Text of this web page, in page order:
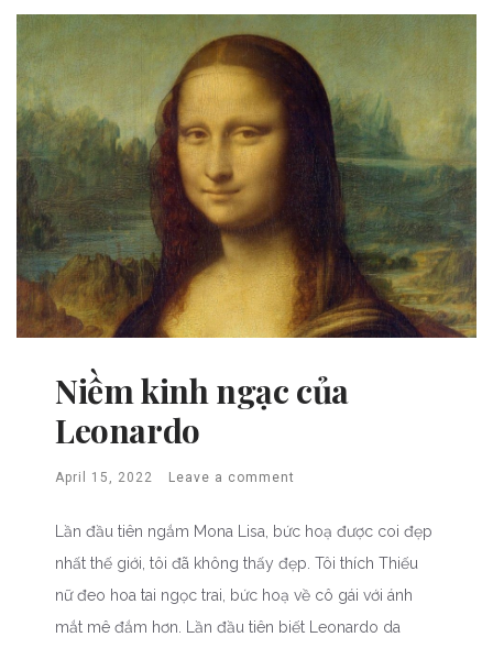
Niềm kinh ngạc của
Leonardo
April 15, 2022 Leave a comment
Lần đầu tiên ngắm Mona Lisa, bức hoạ được coi đẹp
nhất thế giới, tôi đã không thấy đẹp. Tôi thích Thiếu
nữ đeo hoa tai ngọc trai, bức hoạ về cô gái với ánh
mắt mê đắm hơn. Lần đầu tiên biết Leonardo da